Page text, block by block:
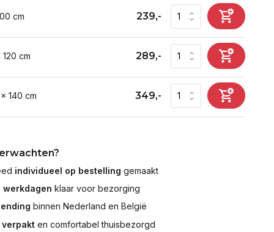
cm 239,-
cm 289,-
140 cm 349,-
individueel op bestelling gemaakt
werkdagen klaar voor bezorging
binnen Nederland en België
en comfortabel thuisbezorgd